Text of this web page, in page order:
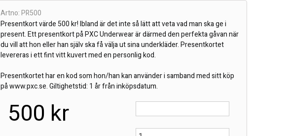
Artno: PR500
Presentkort värde 500 kr! Ibland är det inte så lätt att veta vad man ska ge i
present. Ett presentkort på PXC Underwear är därmed den perfekta gåvan när
du vill att hon eller han själv ska få välja ut sina underkläder. Presentkortet
levereras i ett fint vitt kuvert med en personlig kod.
Presentkortet har en kod som hon/han kan använder i samband med sitt köp
på www.pxc.se. Giltighetstid: 1 år från inköpsdatum.
500 kr